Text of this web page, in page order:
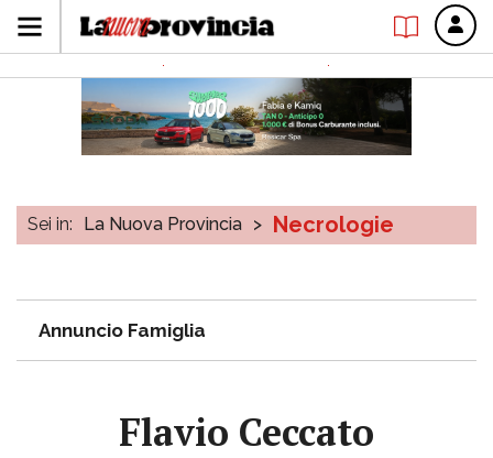
Sei in: La Nuova Provincia > Necrologie
Annuncio Famiglia
Flavio Ceccato